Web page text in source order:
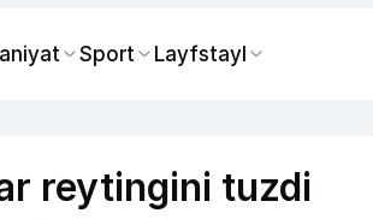
Sport Layfstayl
reytingini tuzdi